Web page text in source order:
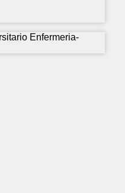
Enfermeria-